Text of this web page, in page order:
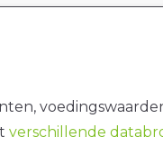
verschillende